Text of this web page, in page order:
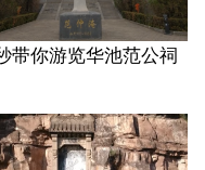
带你游览华池范公祠